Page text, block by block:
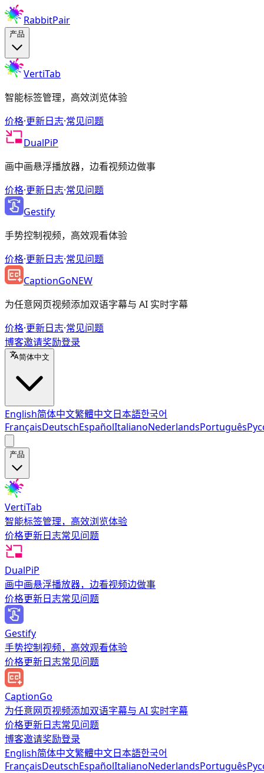
RabbitPair
产品
VertiTab
智能标签管理，高效浏览体验
价格·更新日志·常见问题
DualPiP
画中画悬浮播放器，边看视频边做事
价格·更新日志·常见问题
Gestify
手势控制视频，高效观看体验
价格·更新日志·常见问题
CaptionGoNEW
为任意网页视频添加双语字幕与 AI 实时字幕
价格·更新日志·常见问题
博客邀请奖励登录
简体中文
English简体中文繁體中文日本語한국어
FrançaisDeutschEspañolItalianoNederlandsPortuguês
产品
VertiTab
智能标签管理，高效浏览体验
价格更新日志常见问题
DualPiP
画中画悬浮播放器，边看视频边做事
价格更新日志常见问题
Gestify
手势控制视频，高效观看体验
价格更新日志常见问题
CaptionGo
为任意网页视频添加双语字幕与 AI 实时字幕
价格更新日志常见问题
博客邀请奖励登录
English简体中文繁體中文日本語한국어
FrançaisDeutschEspañolItalianoNederlandsPortuguês